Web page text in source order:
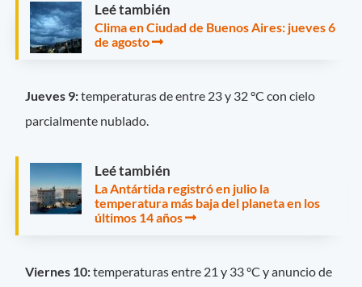
Leé también
Clima en Ciudad de Buenos Aires: jueves 6
de agosto
Jueves 9:temperaturas de entre 23 y 32 °C con cielo
parcialmente nublado.
Leé también
La Antártida registró en julio la
temperatura más baja del planeta en los
últimos 14 años
Viernes 10:temperaturas entre 21 y 33 °C y anuncio de